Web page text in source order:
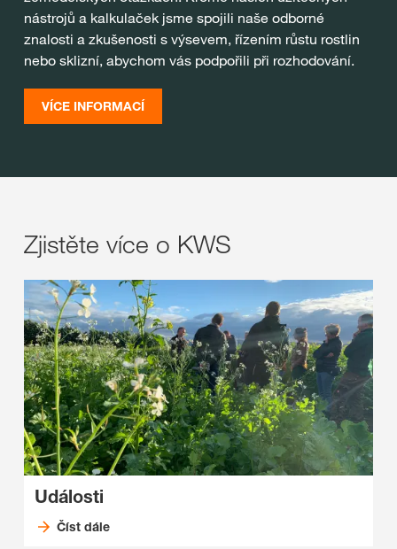
nástrojů a kalkulaček jsme spojili naše odborné
znalosti a zkušenosti s výsevem, řízením růstu rostlin
nebo sklizní, abychom vás podpořili při rozhodování.
VÍCE INFORMACÍ
Zjistěte více o KWS
Události
Číst dále